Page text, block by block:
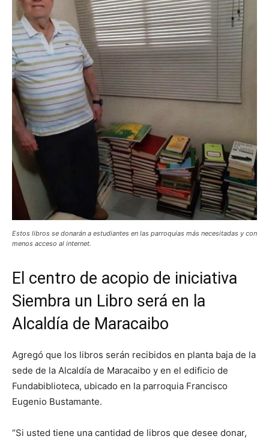
Estos libros se donarán a estudiantes en las parroquias más necesitadas y con
menos acceso al internet.
El centro de acopio de iniciativa
Siembra un Libro será en la
Alcaldía de Maracaibo
Agregó que los libros serán recibidos en planta baja de la
sede de la Alcaldía de Maracaibo y en el edificio de
Fundabiblioteca, ubicado en la parroquia Francisco
Eugenio Bustamante.
“Si usted tiene una cantidad de libros que desee donar,